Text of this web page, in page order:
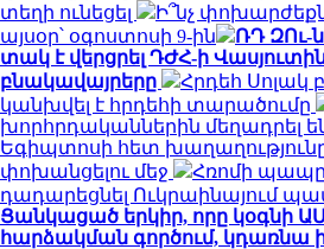
տեղի ունեցել
Ի՞նչ
այսօր՝ օգոստոսի 9-ին
ՌԴ ԶՈւ-
տակ է վերցրել ԴԺՀ-ի
բնակավայրերը
Հրդեհ Սոլակ
կանխվել է հրդեհի տարածումը
խորհրդականներին մեղադրել
Եգիպտոսի հետ
փոխանցելու մեջ
Հռոմի պապը
դադարեցնել Ուկրաինայում
Ցանկացած երկիր, որը կօգնի
հարձակման գործում, կդառնա